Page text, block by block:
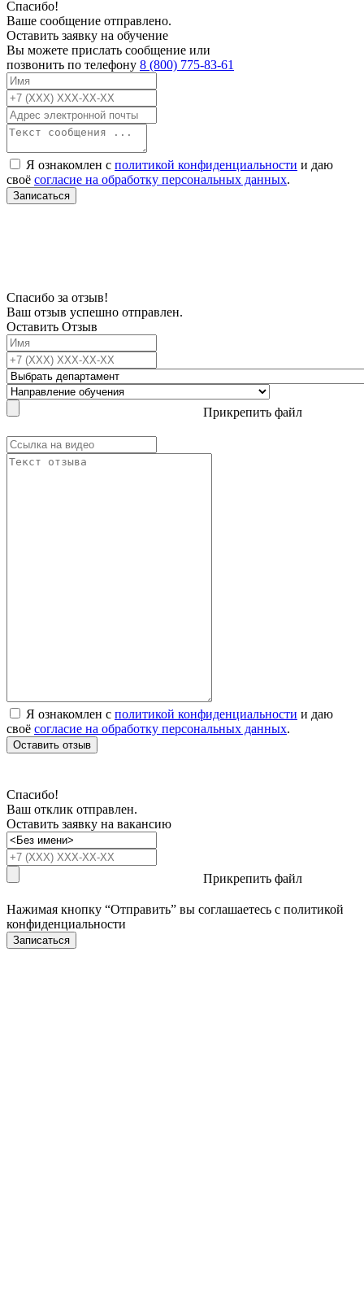
Спасибо!
Ваше сообщение отправлено.
Оставить заявку на обучение
Вы можете прислать сообщение или
позвонить по телефону 8 (800) 775-83-61
Я ознакомлен с политикой конфиденциальности и даю
своё согласие на обработку персональных данных.
Записаться
Спасибо за отзыв!
Ваш отзыв успешно отправлен.
Оставить Отзыв
Прикрепить файл
Я ознакомлен с политикой конфиденциальности и даю
своё согласие на обработку персональных данных.
Оставить отзыв
Спасибо!
Ваш отклик отправлен.
Оставить заявку на вакансию
Прикрепить файл
Нажимая кнопку “Отправить” вы соглашаетесь с политикой
конфиденциальности
Записаться